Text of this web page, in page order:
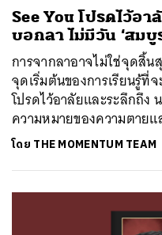
See You โปรดไว้อา
บอกลา ไม่มีวัน ‘สมบู
การจากลาอาจไม่ใช่จุดสิ้
จุดเริ่มต้นของการเรียนรู้ที่
โปรดไว้อาลัยและระลึกถึง
ความหมายของความตายแ
โดย THE MOMENTUM TEAM